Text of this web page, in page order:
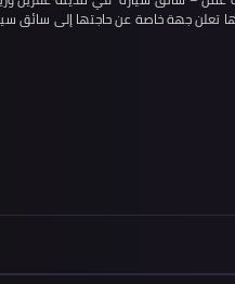
تعلن جهة خاصة عن حاجتها إلى سائق